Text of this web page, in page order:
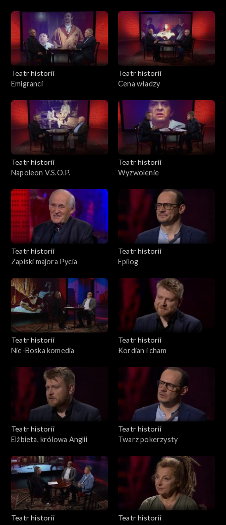
Teatr historii
Emigranci
Teatr historii
Cena władzy
Teatr historii
Napoleon V.S.O.P.
Teatr historii
Wyzwolenie
Teatr historii
Zapiski majora Pycia
Teatr historii
Epilog
Teatr historii
Nie-Boska komedia
Teatr historii
Kordian i cham
Teatr historii
Elżbieta, królowa Anglii
Teatr historii
Twarz pokerzysty
Teatr historii
Teatr historii